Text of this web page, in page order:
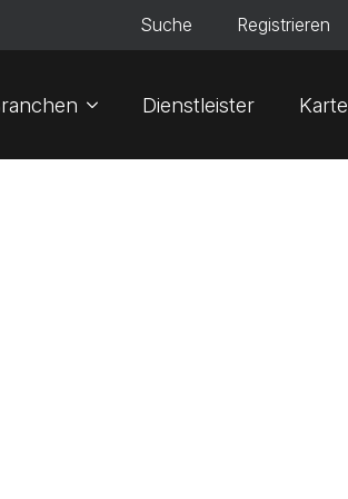
Suche Registrieren
Dienstleister Karte